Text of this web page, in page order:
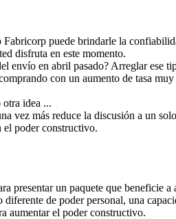
Fabricorp puede brindarle la
disfruta en este momento.
envío en abril pasado? Arreglar ese
con un aumento de tasa muy
idea ...
vez más reduce la discusión a un
el poder constructivo.
presentar un paquete que beneficie a
de poder personal, una
aumentar el poder constructivo.